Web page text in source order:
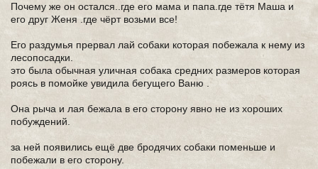
Почему же он остался..где его мама и папа.где тётя Маша и
его друг Женя .где чёрт возьми все!
Его раздумья прервал лай собаки которая побежала к нему из
лесопосадки.
это была обычная уличная собака средних размеров которая
роясь в помойке увидила бегущего Ваню .
Она рыча и лая бежала в его сторону явно не из хороших
побуждений.
за ней появились ещё две бродячих собаки поменьше и
побежали в его сторону.